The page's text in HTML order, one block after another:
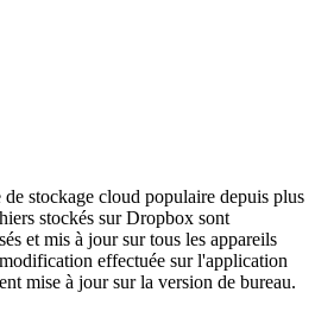
stockage cloud populaire depuis plus
stockés sur Dropbox sont
et mis à jour sur tous les appareils
effectuée sur l'application
mise à jour sur la version de bureau.